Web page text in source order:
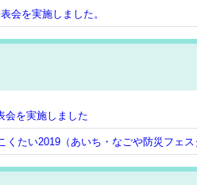
会を実施しました。
会を実施しました
くたい2019（あいち・なごや防災フェ